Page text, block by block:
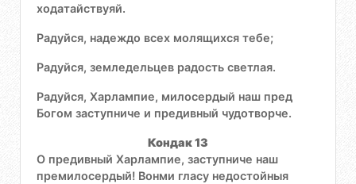
ходатайствуяй.
Радуйся, надеждо всех молящихся тебе;
Радуйся, земледельцев радость светлая.
Радуйся, Харлампие, милосердый наш пред
Богом заступниче и предивный чудотворче.
Кондак 13
О предивный Харлампие, заступниче наш
премилосердый! Вонми гласу недостойныя